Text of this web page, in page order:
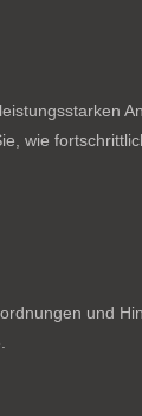
wie
und